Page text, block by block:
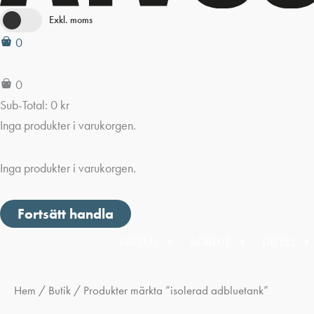
Exkl. moms
0
0
Sub-Total: 0 kr
Inga produkter i varukorgen.
Inga produkter i varukorgen.
Fortsätt handla
Hem / Butik / Produkter märkta ”isolerad adbluetank”